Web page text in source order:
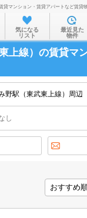
お部屋を探す
沿線・駅から
住所から
家賃相場から
不動産会社
貸マンション・賃貸アパートなど賃貸
気になる
リスト
最近見た
物件
上線）の賃貸マ
野駅（東武東上線）周辺
し